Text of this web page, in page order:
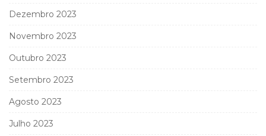
Dezembro 2023
Novembro 2023
Outubro 2023
Setembro 2023
Agosto 2023
Julho 2023